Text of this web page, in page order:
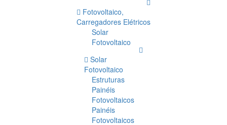
Fotovoltaico,
Carregadores Elétricos
Solar
Fotovoltaico
Solar
Fotovoltaico
Estruturas
Painéis
Fotovoltaicos
Painéis
Fotovoltaicos